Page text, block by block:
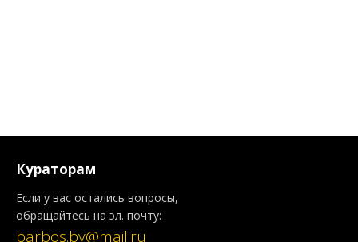
Кураторам
Если у вас остались вопросы,
обращайтесь на эл. почту:
barbos.by@mail.ru